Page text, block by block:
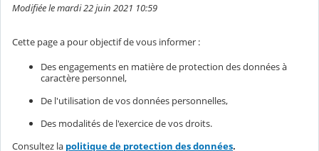
Modifiée le mardi 22 juin 2021 10:59
Cette page a pour objectif de vous informer :
Des engagements en matière de protection des données à
caractère personnel,
De l'utilisation de vos données personnelles,
Des modalités de l'exercice de vos droits.
Consultez la politique de protection des données.